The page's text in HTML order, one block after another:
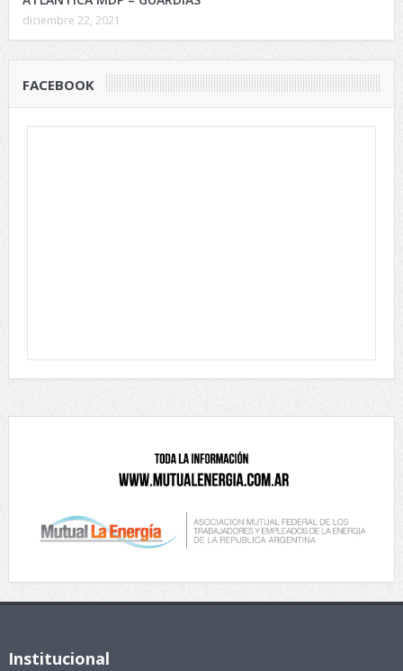
diciembre 22, 2021
FACEBOOK
Institucional